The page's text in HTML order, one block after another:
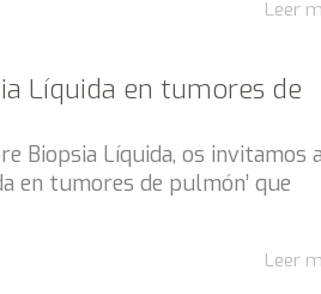
Leer
Líquida en tumores de
Biopsia Líquida, os invitamos a
en tumores de pulmón’ que
Leer